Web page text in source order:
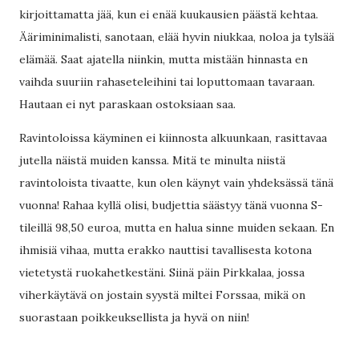
kirjoittamatta jää, kun ei enää kuukausien päästä kehtaa.
Ääriminimalisti, sanotaan, elää hyvin niukkaa, noloa ja tylsää
elämää. Saat ajatella niinkin, mutta mistään hinnasta en
vaihda suuriin rahaseteleihini tai loputtomaan tavaraan.
Hautaan ei nyt paraskaan ostoksiaan saa.
Ravintoloissa käyminen ei kiinnosta alkuunkaan, rasittavaa
jutella näistä muiden kanssa. Mitä te minulta niistä
ravintoloista tivaatte, kun olen käynyt vain yhdeksässä tänä
vuonna! Rahaa kyllä olisi, budjettia säästyy tänä vuonna S-
tileillä 98,50 euroa, mutta en halua sinne muiden sekaan. En
ihmisiä vihaa, mutta erakko nauttisi tavallisesta kotona
vietetystä ruokahetkestäni. Siinä päin Pirkkalaa, jossa
viherkäytävä on jostain syystä miltei Forssaa, mikä on
suorastaan poikkeuksellista ja hyvä on niin!